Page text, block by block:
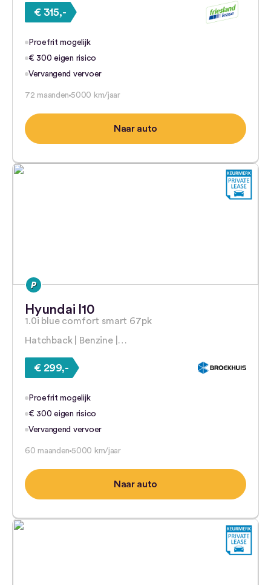
€ 315,-
Proefrit mogelijk
€ 300 eigen risico
Vervangend vervoer
72 maanden 5000 km/jaar
Naar auto
Hyundai I10
1.0i blue comfort smart 67pk
Hatchback | Benzine |…
€ 299,-
Proefrit mogelijk
€ 300 eigen risico
Vervangend vervoer
60 maanden 5000 km/jaar
Naar auto